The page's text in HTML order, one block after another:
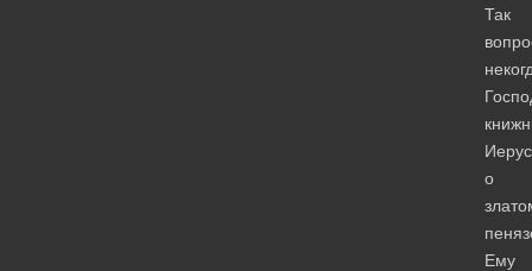
Так
о
Ему